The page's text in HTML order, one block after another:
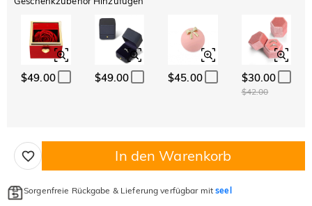
$49.00 $49.00 $45.00 $30.00
$42.00
In den Warenkorb
Sorgenfreie Rückgabe & Lieferung verfügbar mitseel